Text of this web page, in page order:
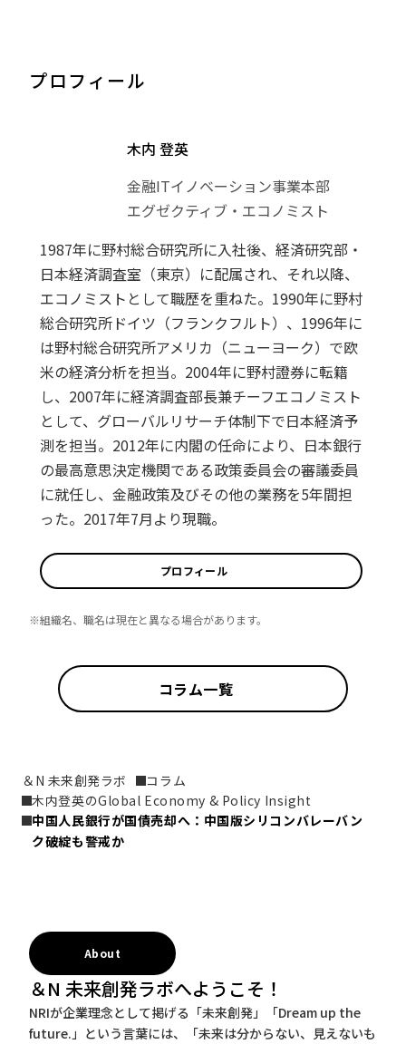
プロフィール
木内 登英
金融ITイノベーション事業本部
エグゼクティブ・エコノミスト
1987年に野村総合研究所に入社後、経済研究部・
日本経済調査室（東京）に配属され、それ以降、
エコノミストとして職歴を重ねた。1990年に野村
総合研究所ドイツ（フランクフルト）、1996年に
は野村総合研究所アメリカ（ニューヨーク）で欧
米の経済分析を担当。2004年に野村證券に転籍
し、2007年に経済調査部長兼チーフエコノミスト
として、グローバルリサーチ体制下で日本経済予
測を担当。2012年に内閣の任命により、日本銀行
の最高意思決定機関である政策委員会の審議委員
に就任し、金融政策及びその他の業務を5年間担
った。2017年7月より現職。
プロフィール
※組織名、職名は現在と異なる場合があります。
コラム一覧
＆N 未来創発ラボ
コラム
木内登英のGlobal Economy & Policy Insight
中国人民銀行が国債売却へ：中国版シリコンバレーバン
ク破綻も警戒か
About
＆N 未来創発ラボへようこそ！
NRIが企業理念として掲げる「未来創発」「Dream up the
future.」という言葉には、「未来は分からない、見えないも